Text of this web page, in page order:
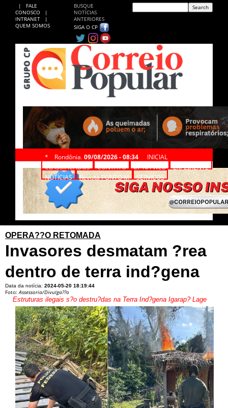
|
FALE
CONOSCO
|
INTRANET
|
QUEM SOMOS
BUSQUE
NOTÍCIAS
ANTERIORES
SIGA O CP
* Rondônia, 09/08/2026 - 08:34
INICIAL
CLASSIFICADOS
CONTATO CP NA WEB
EXPEDIENTE
NOTÍCIAS
Revista PONTO M SERVIÇOS
OPERA??O RETOMADA
Invasores desmatam ?rea
dentro de terra ind?gena
Data da notícia: 2024-05-20 18:19:44
Foto:Assessoria/Divulga??o
Estruturas ilegais s?o destru?das na Terra Ind?gena Igarap? Lage